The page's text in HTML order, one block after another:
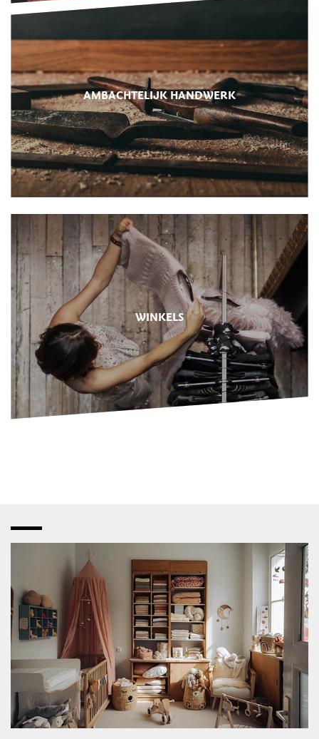
AMBACHTELIJK HANDWERK
WINKELS